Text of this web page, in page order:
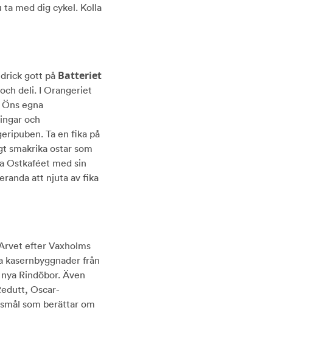
med dig cykel. Kolla
gott på Batteriet
deli. I Orangeriet
egna
och
Ta en fika på
smakrika ostar som
Ostkaféet med sin
att njuta av fika
efter Vaxholms
kasernbyggnader från
Rindöbor. Även
Oscar-
som berättar om